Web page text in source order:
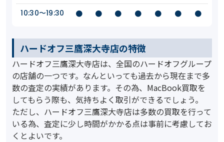
10:30〜19:30
● ● ● ● ● ● ●
ハードオフ三鷹深大寺店の特徴
ハードオフ三鷹深大寺店は、全国のハードオフグループ
の店舗の一つです。なんといっても過去から現在まで多
数の査定の実績があります。その為、MacBook買取を
してもらう際も、気持ちよく取引ができるでしょう。
ただし、ハードオフ三鷹深大寺店は多数の買取を行って
いる為、査定に少し時間がかかる点は事前に考慮してお
くとよいです。